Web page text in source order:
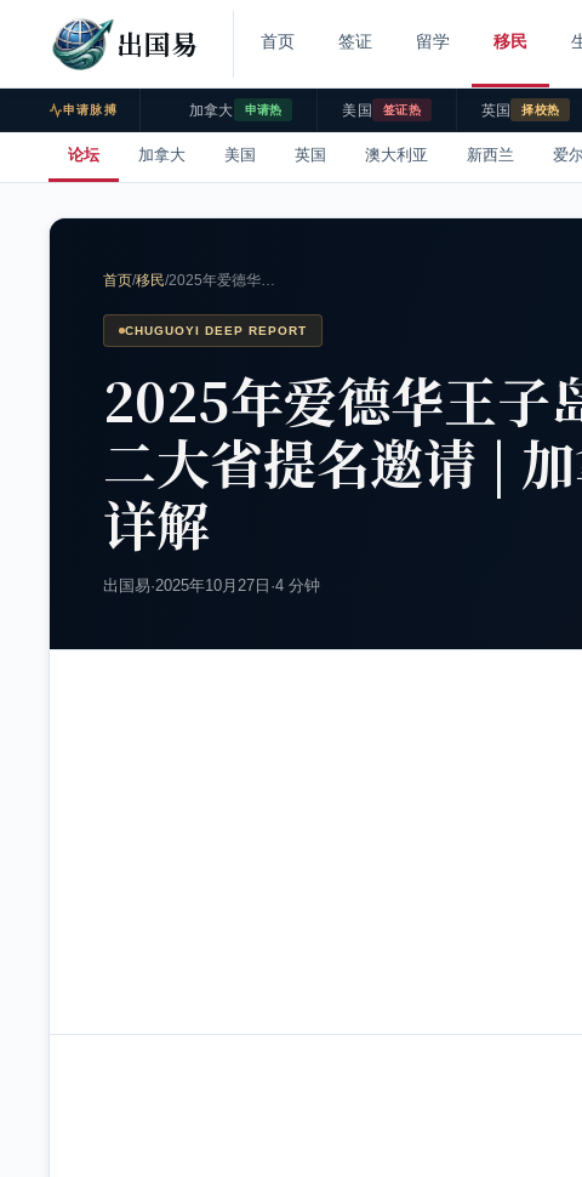
出国易 首页 签证 留学 移民
申请脉搏 加拿大 申请热 美国 签证热 英国 择校热
论坛 加拿大 美国 英国 澳大利亚 新西兰 爱
首页/移民/2025年爱德华…
CHUGUOYI DEEP REPORT
2025年爱德华王子
二大省提名邀请 |
详解
出国易·2025年10月27日 ·4 分钟